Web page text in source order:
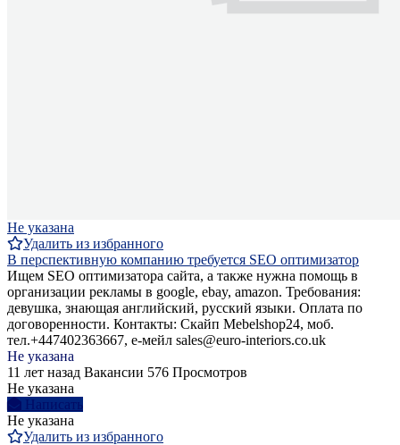
Не указана
Удалить из избранного
В перспективную компанию требуется SEO оптимизатор
Ищем SEO оптимизатора сайта, а также нужна помощь в
организации рекламы в google, ebay, amazon. Требования:
девушка, знающая английский, русский языки. Оплата по
договоренности. Контакты: Скайп Mebelshop24, моб.
тел.+447402363667, е-мейл sales@euro-interiors.co.uk
Не указана
11 лет назад Вакансии 576 Просмотров
Не указана
Написать
Не указана
Удалить из избранного